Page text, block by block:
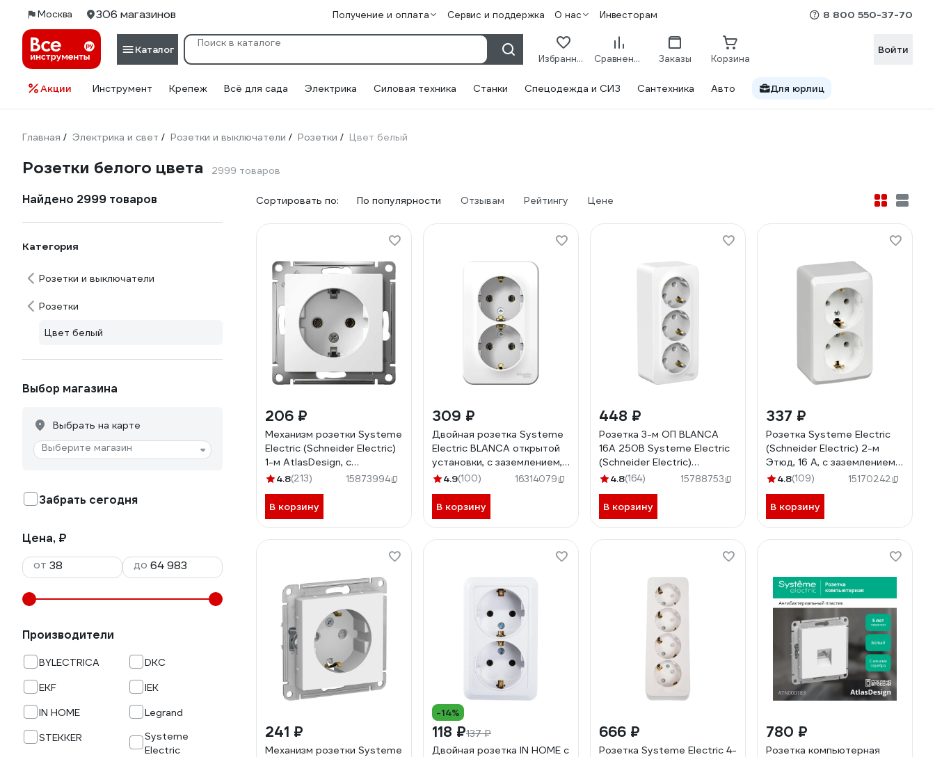
Москва 306 магазинов Получение и оплата Сервис и поддержка О нас Инвесторам 8 800 550-37-70
Каталог
Избранное Сравнение Заказы Корзина
Войти
Акции Инструмент Крепеж Всё для сада Электрика Силовая техника Станки Спецодежда и СИЗ Сантехника Авто Для юрлиц
Главная / Электрика и свет / Розетки и выключатели / Розетки / Цвет белый
Розетки белого цвета 2999 товаров
Найдено 2999 товаров
Категория
Розетки и выключатели
Розетки
Цвет белый
Выбор магазина
Выбрать на карте
Выберите магазин
Забрать сегодня
Цена, ₽
от
до
Производители
BYLECTRICA
DKC
EKF
IEK
IN HOME
Legrand
STEKKER
Systeme
Electric
Сортировать по: По популярности Отзывам Рейтингу Цене
206 ₽
Механизм розетки Systeme
Electric (Schneider Electric)
1-м AtlasDesign, с
заземлением, 16 А, белый
4.8(213) 15873994
В корзину
309 ₽
Двойная розетка Systeme
Electric BLANCA открытой
установки, с заземлением,
без шторок, белый
4.9(100) 16314079
В корзину
448 ₽
Розетка 3-м ОП BLANCA
16А 250В Systeme Electric
(Schneider Electric)
BLNRA010311
4.8(164) 15788753
В корзину
337 ₽
Розетка Systeme Electric
(Schneider Electric) 2-м
Этюд, 16 А, с заземлением,
белый PA16-007B
4.8(109) 15170242
В корзину
241 ₽
Механизм розетки Systeme
-14%
118 ₽137 ₽
Двойная розетка IN HOME с
666 ₽
Розетка Systeme Electric 4-
780 ₽
Розетка компьютерная